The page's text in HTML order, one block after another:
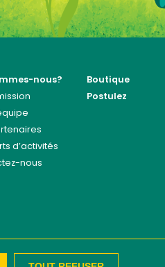
nous?
d’activités
nous
Boutique
Postulez